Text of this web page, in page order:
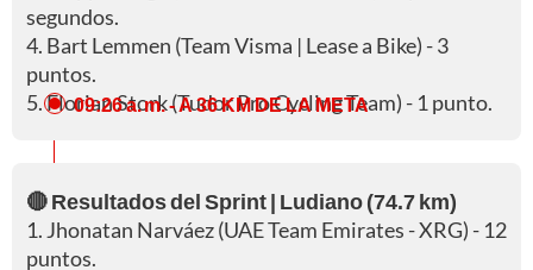
segundos.
4. Bart Lemmen (Team Visma | Lease a Bike) - 3
puntos.
5. Florian Stork (Tudor Pro Cycling Team) - 1 punto.
09:26 a. m.- A 36 KM DE LA META
🔴 Resultados del Sprint | Ludiano (74.7 km)
1. Jhonatan Narváez (UAE Team Emirates - XRG) - 12
puntos.